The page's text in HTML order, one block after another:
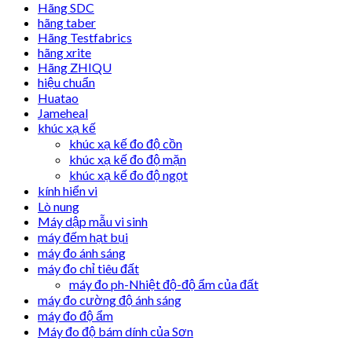
Hãng SDC
hãng taber
Hãng Testfabrics
hãng xrite
Hãng ZHIQU
hiệu chuẩn
Huatao
Jameheal
khúc xạ kế
khúc xạ kế đo độ cồn
khúc xạ kế đo độ mặn
khúc xạ kế đo độ ngọt
kính hiển vi
Lò nung
Máy dập mẫu vi sinh
máy đếm hạt bụi
máy đo ánh sáng
máy đo chỉ tiêu đất
máy đo ph-Nhiệt độ-độ ẩm của đất
máy đo cường độ ánh sáng
máy đo độ ẩm
Máy đo độ bám dính của Sơn